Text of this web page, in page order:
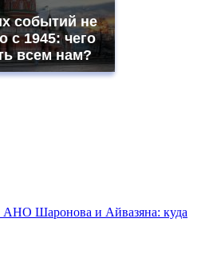
событий не
с 1945: чего
всем нам?
АНО Шаронова и Айвазяна: куда